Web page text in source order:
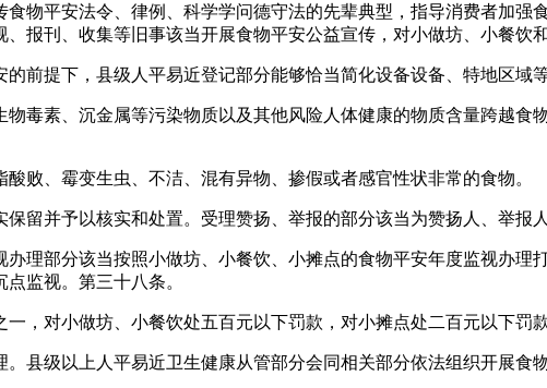
平安法令、律例、科学学问德守法的先辈典型，指导消费者加强
报刊、收集等旧事该当开展食物平安公益宣传，对小做坊、小餐饮
提下，县级人平易近登记部分能够恰当简化设备设备、特地区域
素、沉金属等污染物质以及其他风险人体健康的物质含量跨越食
、霉变生虫、不洁、混有异物、掺假或者感官性状非常的食物。
并予以核实和处置。受理赞扬、举报的部分该当为赞扬人、举报
部分该当按照小做坊、小餐饮、小摊点的食物平安年度监视办理
监视。第三十八条。
对小做坊、小餐饮处五百元以下罚款，对小摊点处二百元以下罚款
级以上人平易近卫生健康从管部分会同相关部分依法组织开展食物